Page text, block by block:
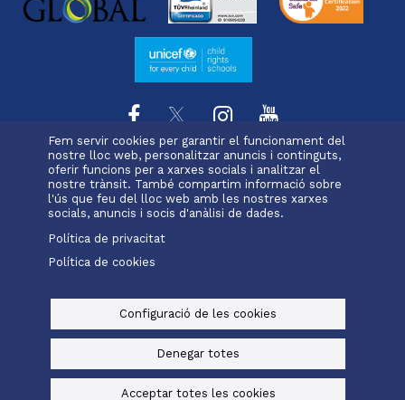
Fem servir cookies per garantir el funcionament del
nostre lloc web, personalitzar anuncis i continguts,
oferir funcions per a xarxes socials i analitzar el
nostre trànsit. També compartim informació sobre
l'ús que feu del lloc web amb les nostres xarxes
socials, anuncis i socis d'anàlisi de dades.
Política de privacitat
Política de cookies
Configuració de les cookies
Denegar totes
Acceptar totes les cookies
Menu
footer
rubi
L'escola Projecte educatiu
Oferta educativa
Serveis i extraescolars
Pastoral Matrícula
Alexia
Office 365
Avís legal, política de privacitat i cookies
Baked byDigital Bakers